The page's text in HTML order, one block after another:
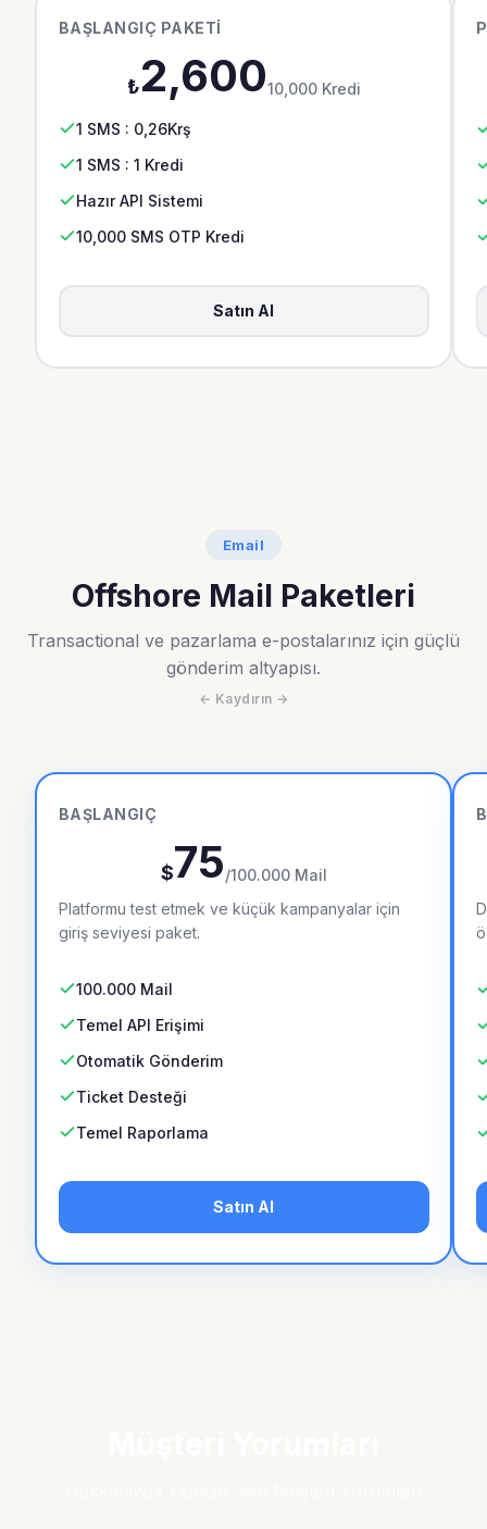
BAŞLANGIÇ PAKETI
₺2,60010,000 Kredi
1 SMS : 0,26Krş
1 SMS : 1 Kredi
Hazır API Sistemi
10,000 SMS OTP Kredi
Satın Al
Email
Offshore Mail Paketleri
Transactional ve pazarlama e-postalarınız için güçlü
gönderim altyapısı.
BAŞLANGIÇ
$75/100.000 Mail
Platformu test etmek ve küçük kampanyalar için
giriş seviyesi paket.
100.000 Mail
Temel API Erişimi
Otomatik Gönderim
Ticket Desteği
Temel Raporlama
Satın Al